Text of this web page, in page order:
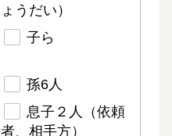
ょうだい）
子ら
孫6人
息子２人（依頼
者、相手方）